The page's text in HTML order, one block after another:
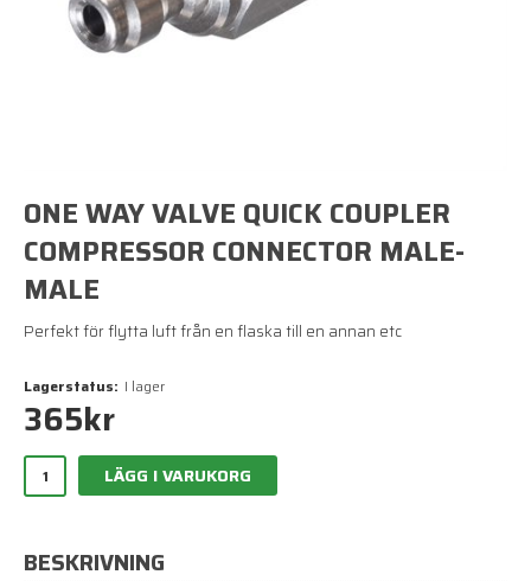
ONE WAY VALVE QUICK COUPLER
COMPRESSOR CONNECTOR MALE-
MALE
Perfekt för flytta luft från en flaska till en annan etc
Lagerstatus: I lager
365kr
LÄGG I VARUKORG
BESKRIVNING